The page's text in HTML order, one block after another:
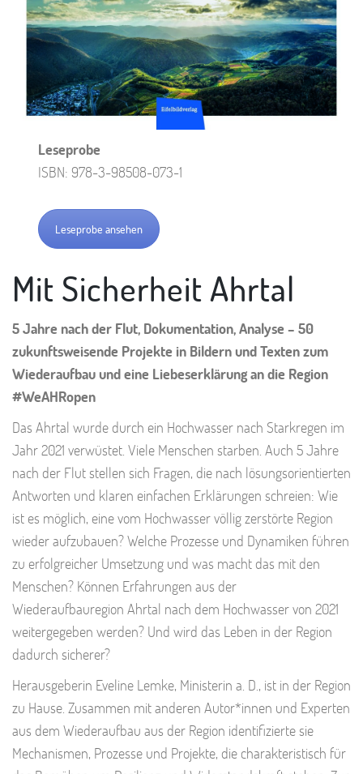
Leseprobe
ISBN: 978-3-98508-073-1
Leseprobe ansehen
Mit Sicherheit Ahrtal
5 Jahre nach der Flut, Dokumentation, Analyse – 50
zukunftsweisende Projekte in Bildern und Texten zum
Wiederaufbau und eine Liebeserklärung an die Region
#WeAHRopen
Das Ahrtal wurde durch ein Hochwasser nach Starkregen im
Jahr 2021 verwüstet. Viele Menschen starben. Auch 5 Jahre
nach der Flut stellen sich Fragen, die nach lösungsorientierten
Antworten und klaren einfachen Erklärungen schreien: Wie
ist es möglich, eine vom Hochwasser völlig zerstörte Region
wieder aufzubauen? Welche Prozesse und Dynamiken führen
zu erfolgreicher Umsetzung und was macht das mit den
Menschen? Können Erfahrungen aus der
Wiederaufbauregion Ahrtal nach dem Hochwasser von 2021
weitergegeben werden? Und wird das Leben in der Region
dadurch sicherer?
Herausgeberin Eveline Lemke, Ministerin a. D., ist in der Region
zu Hause. Zusammen mit anderen Autor*innen und Experten
aus dem Wiederaufbau aus der Region identifizierte sie
Mechanismen, Prozesse und Projekte, die charakteristisch für